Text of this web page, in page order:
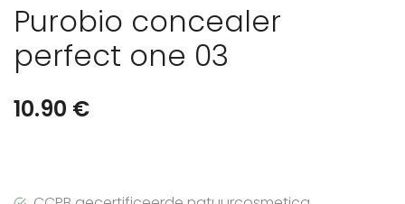
Purobio concealer
perfect one 03
10.90 €